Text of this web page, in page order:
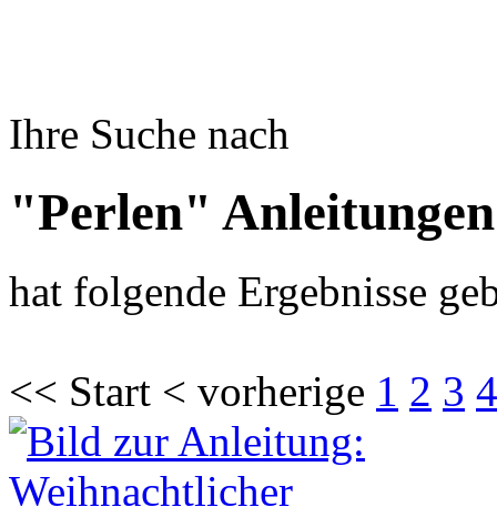
Ihre Suche nach
"Perlen" Anleitungen
hat folgende Ergebnisse
<< Start < vorherige 1 2 3 4